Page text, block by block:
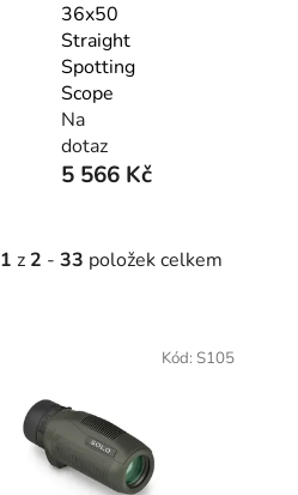
36x50
Straight
Spotting
Scope
Na
dotaz
5 566 Kč
1 z 2 - 33 položek celkem
Kód: S105